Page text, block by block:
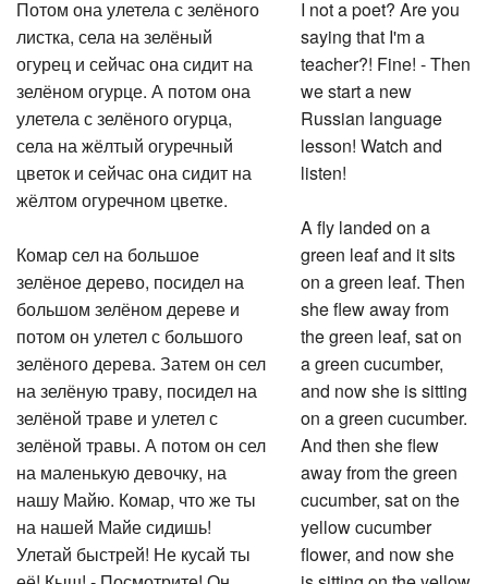
Потом она улетела с зелёного
листка, села на зелёный
огурец и сейчас она сидит на
зелёном огурце. А потом она
улетела с зелёного огурца,
села на жёлтый огуречный
цветок и сейчас она сидит на
жёлтом огуречном цветке.
Комар сел на большое
зелёное дерево, посидел на
большом зелёном дереве и
потом он улетел с большого
зелёного дерева. Затем он сел
на зелёную траву, посидел на
зелёной траве и улетел с
зелёной травы. А потом он сел
на маленькую девочку, на
нашу Майю. Комар, что же ты
на нашей Майе сидишь!
Улетай быстрей! Не кусай ты
I not a poet? Are you
saying that I'm a
teacher?! Fine! - Then
we start a new
Russian language
lesson! Watch and
listen!
A fly landed on a
green leaf and it sits
on a green leaf. Then
she flew away from
the green leaf, sat on
a green cucumber,
and now she is sitting
on a green cucumber.
And then she flew
away from the green
cucumber, sat on the
yellow cucumber
flower, and now she